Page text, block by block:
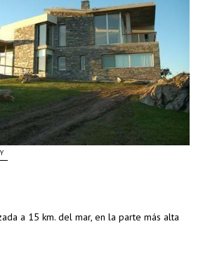
a 15 km. del mar, en la parte más alta